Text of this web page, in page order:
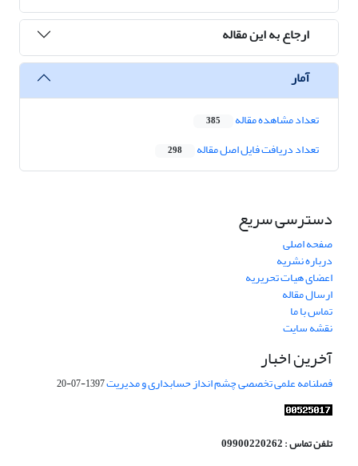
ارجاع به این مقاله
آمار
تعداد مشاهده مقاله 385
تعداد دریافت فایل اصل مقاله 298
دسترسی سریع
صفحه اصلی
درباره نشریه
اعضای هیات تحریریه
ارسال مقاله
تماس با ما
نقشه سایت
آخرین اخبار
فصلنامه علمی تخصصی چشم انداز حسابداری و مدیریت1397-07-20
تلفن تماس : 09900220262